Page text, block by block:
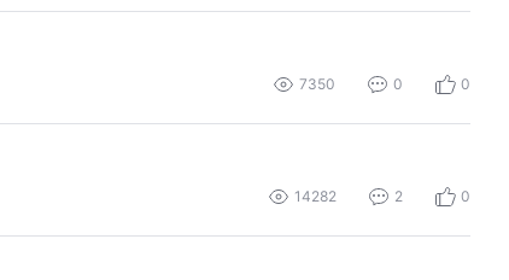
7350 0 0
14282 2 0